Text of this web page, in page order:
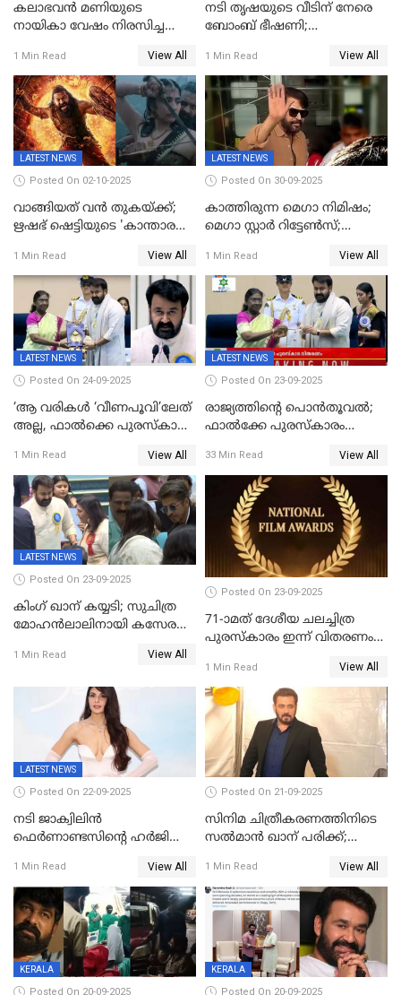
കലാഭവൻ മണിയുടെ
നായികാ വേഷം നിരസിച്ച
നടി ദിവ്യ ഉണ്ണിയല്ലെന്നും
സമൂഹമാധ്യമത്തിൽ കുറിപ്പ്
1 Min Read View All
നടി തൃഷയുടെ വീടിന് നേരെ
ബോംബ് ഭീഷണി;
കണ്ടെത്തൽ
1 Min Read View All
LATEST NEWS
Posted On 02-10-2025
വാങ്ങിയത് വൻ തുകയ്ക്ക്;
ഋഷഭ് ഷെട്ടിയുടെ 'കാന്താര
കാണാം
1 Min Read View All
LATEST NEWS
Posted On 30-09-2025
കാത്തിരുന്ന മെഗാ നിമിഷം;
മെഗാ സ്റ്റാർ റിട്ടേൺസ്;
ക്യാമറയ്ക്ക് മുന്നിലേക്ക്
1 Min Read View All
LATEST NEWS
Posted On 24-09-2025
‘ആ വരികള്‍ ‘വീണപൂവി’ലേത്
അല്ല, ഫാൽക്കെ പുരസ്‌കാരം
മോഹന്‍ലാല്‍ ഉദ്ധരിച്ച
വരികളെ ചൊല്ലി
സാമൂഹികമാധ്യമങ്ങളില്‍
ചര്‍ച്ച
1 Min Read View All
LATEST NEWS
Posted On 23-09-2025
രാജ്യത്തിന്റെ പൊൻതൂവൽ;
ഫാൽക്കേ പുരസ്കാരം
സിനിമ ആത്മാവിന്റെ
സ്പന്ദനമെന്ന് ലാൽ;
ഉർവശിക്കും വിജയരാഘവനും
ദേശീയ അവാർഡ്
33 Min Read View All
LATEST NEWS
Posted On 23-09-2025
കിംഗ് ഖാന് കയ്യടി; സുചിത്ര
മോഹൻലാലിനായി കസേര
ഖാൻ
1 Min Read View All
Posted On 23-09-2025
71-ാമത് ദേശീയ ചലച്ചിത്ര
പുരസ്‌കാരം ഇന്ന് വിതരണം
1 Min Read View All
LATEST NEWS
Posted On 22-09-2025
നടി ജാക്വിലിന്‍
ഫെര്‍ണാണ്ടസിന്റെ ഹര്‍ജി
1 Min Read View All
Posted On 21-09-2025
സിനിമ ചിത്രീകരണത്തിനിടെ
സൽമാൻ ഖാന് പരിക്ക്;
മുംബൈയിലേക്ക് മടങ്ങി
1 Min Read View All
KERALA
Posted On 20-09-2025
KERALA
Posted On 20-09-2025